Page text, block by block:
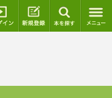
ログイン 新規登録